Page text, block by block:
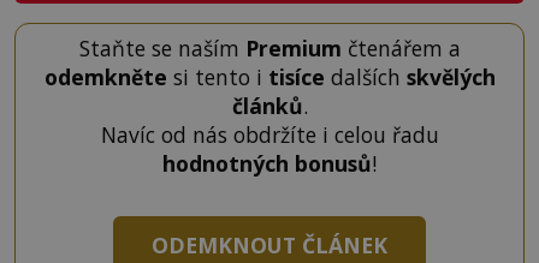
Staňte se naším Premium čtenářem a
odemkněte si tento i tisíce dalších skvělých
článků.
Navíc od nás obdržíte i celou řadu
hodnotných bonusů!
ODEMKNOUT ČLÁNEK